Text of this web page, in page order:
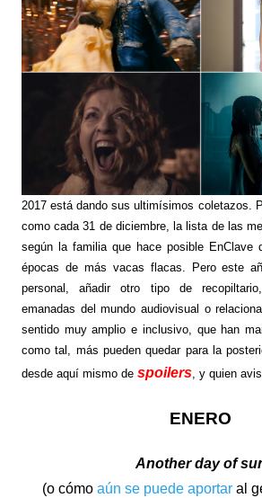
2017 está dando sus ultimísimos coletazos.
como cada 31 de diciembre, la lista de las
según la familia que hace posible EnClave
épocas de más vacas flacas. Pero este
personal, añadir otro tipo de
emanadas del mundo audiovisual o
sentido muy amplio e inclusivo, que han
como tal, más pueden quedar para la
desde aquí mismo de spoilers, y quien
ENERO
Another day of
(o cómo aún se puede aportaral